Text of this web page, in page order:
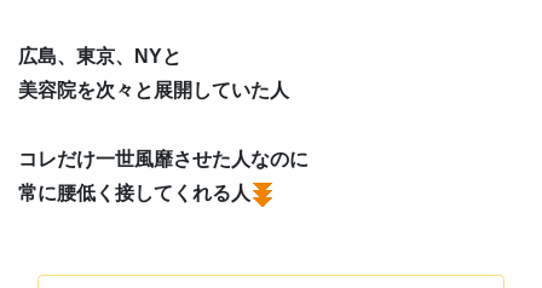
広島、東京、NYと
美容院を次々と展開していた人
コレだけ一世風靡させた人なのに
常に腰低く接してくれる人